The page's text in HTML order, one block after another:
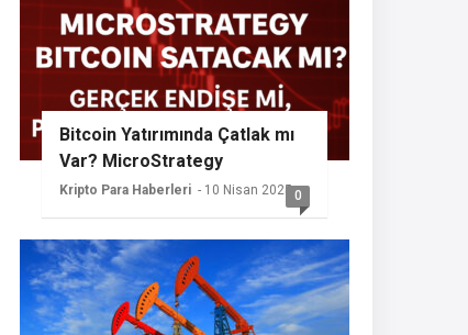
Bitcoin Yatırımında Çatlak mı
Var? MicroStrategy
Sessizliğini Koruyor
Kripto Para Haberleri - 10 Nisan 20250